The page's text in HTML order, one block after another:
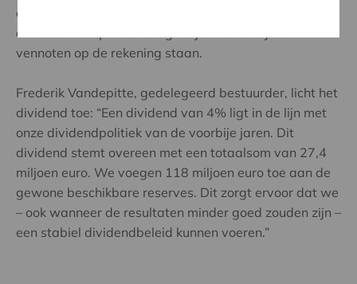
coöperatief brutodividend van 4% uit te keren. Het
dividend zal op woensdag 18 juni 2025 bij de
vennoten op de rekening staan.
Frederik Vandepitte, gedelegeerd bestuurder, licht het
dividend toe: “Een dividend van 4% ligt in de lijn met
onze dividendpolitiek van de voorbije jaren. Dit
dividend stemt overeen met een totaalsom van 27,4
miljoen euro. We voegen 118 miljoen euro toe aan de
gewone beschikbare reserves. Dit zorgt ervoor dat we
– ook wanneer de resultaten minder goed zouden zijn –
een stabiel dividendbeleid kunnen voeren.”